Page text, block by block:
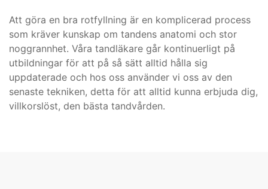
Att göra en bra rotfyllning är en komplicerad process
som kräver kunskap om tandens anatomi och stor
noggrannhet. Våra tandläkare går kontinuerligt på
utbildningar för att på så sätt alltid hålla sig
uppdaterade och hos oss använder vi oss av den
senaste tekniken, detta för att alltid kunna erbjuda dig,
villkorslöst, den bästa tandvården.